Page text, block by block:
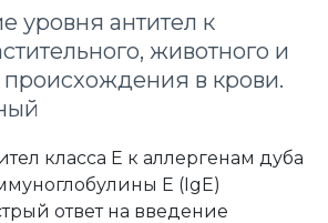
уровня антител к
животного и
в крови.
класса Е к аллергенам дуба
Е (IgE)
ответ на введение